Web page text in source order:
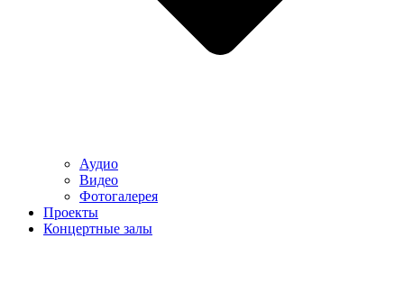
Аудио
Видео
Фотогалерея
Проекты
Концертные залы